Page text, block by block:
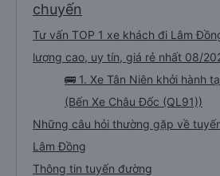
chuyến
Tư vấn TOP 1 xe khách đi Lâm
lượng cao, uy tín, giá rẻ nhất 08/
🚌 1. Xe Tân Niên khởi hành
(Bến Xe Châu Đốc (QL91))
Những câu hỏi thường gặp về
Lâm Đồng
Thông tin tuyến đường